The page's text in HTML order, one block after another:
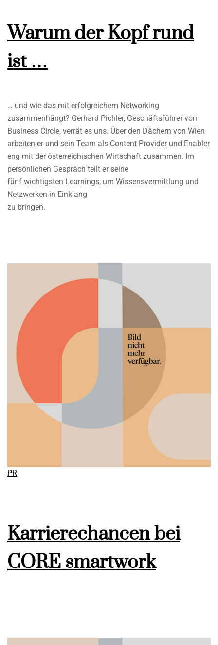
Warum der Kopf rund
ist …
… und wie das mit erfolgreichem Networking
zusammenhängt? Gerhard Pichler, Geschäftsführer von
Business Circle, verrät es uns. Über den Dächern von Wien
arbeiten er und sein Team als Content Provider und Enabler
eng mit der österreichischen Wirtschaft zusammen. Im
persönlichen Gespräch teilt er seine
fünf wichtigsten Learnings, um Wissensvermittlung und
Netzwerken in Einklang
zu bringen.
PR
Karrierechancen bei
CORE smartwork